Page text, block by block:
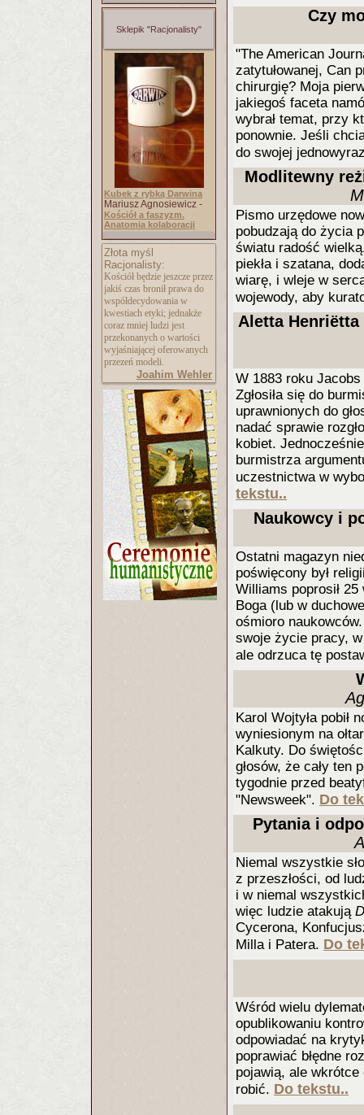
Sklepik "Racjonalisty"
Kubek z rybką Darwina
Mariusz Agnosiewicz -
Kościół a faszyzm.
Anatomia kolaboracji
Złota myśl
Racjonalisty:
Kościół będzie jeszcze przez
jakiś czas bronił prawa do
współdecydowania w
kwestiach etyki; jednakże
coraz mniej ludzi jest
przekonanych o wartości
wyjaśniającej oferowanych
przezeń modeli.
Joahim Wehler
Czy
"The American
zatytułowanej, Can
chirurgię? Moja
jakiegoś faceta
wybrał temat, przy
ponownie. Jeśli
do swojej
Modlitewny
Pismo urzędowe
pobudzają do życia
światu radość
piekła i szatana,
wiarę, i wleje w
wojewody, aby
Aletta Henriëtta
W 1883 roku
Zgłosiła się do
uprawnionych do
nadać sprawie
kobiet.
burmistrza
uczestnictwa w
tekstu..
Naukowcy i
Ostatni magazyn
poświęcony był
Williams poprosił
Boga (lub w
ośmioro
swoje życie pracy,
ale odrzuca tę
Karol Wojtyła pobił
wyniesionym na
Kalkuty. Do
głosów, że cały ten
tygodnie przed
"Newsweek". Do
Pytania i
Niemal wszystkie
z przeszłości, od
i w niemal
więc ludzie atakują
Cycerona,
Milla i Patera. Do
Wśród wielu
opublikowaniu
odpowiadać na
poprawiać błędne
pojawią, ale
robić. Do tekstu..